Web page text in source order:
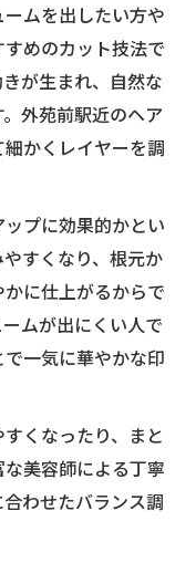
ムを出したい方や
めのカット技法で
が生まれ、自然な
外苑前駅近のヘア
かくレイヤーを調
プに効果的かとい
すくなり、根元か
に仕上がるからで
ムが出にくい人で
一気に華やかな印
くなったり、まと
美容師による丁寧
わせたバランス調